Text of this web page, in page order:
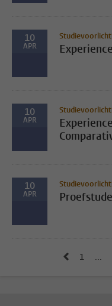
10
APR
10
APR
10
APR
Naar
Naar
1 ...